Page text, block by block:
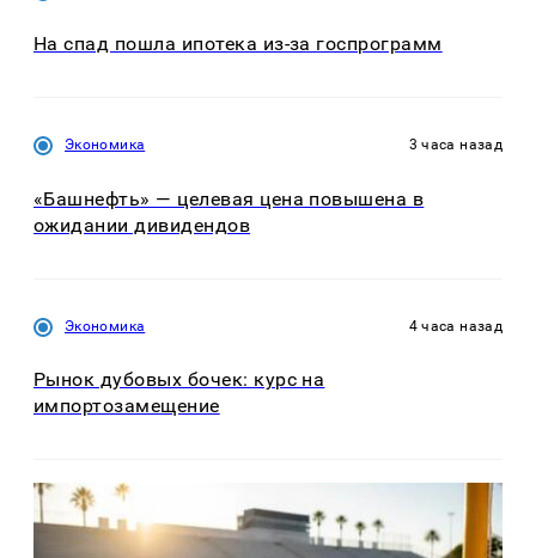
На спад пошла ипотека из-за госпрограмм
Экономика 3 часа назад
«Башнефть» — целевая цена повышена в
ожидании дивидендов
Экономика 4 часа назад
Рынок дубовых бочек: курс на
импортозамещение